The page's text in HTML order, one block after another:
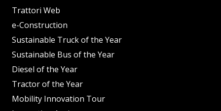
Trattori Web
e-Construction
Sustainable Truck of the Year
Sustainable Bus of the Year
Diesel of the Year
Tractor of the Year
Mobility Innovation Tour